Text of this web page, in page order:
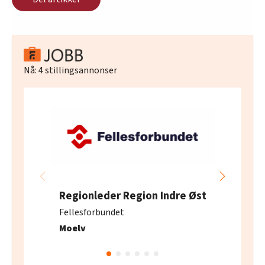
Nå:4stillingsannonser
Regionleder Region Indre Øst
Fellesforbundet
Moelv